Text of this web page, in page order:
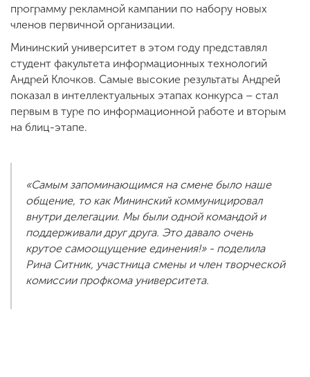
программу рекламной кампании по набору новых
членов первичной организации.
Мининский университет в этом году представлял
студент факультета информационных технологий
Андрей Клочков. Самые высокие результаты Андрей
показал в интеллектуальных этапах конкурса – стал
первым в туре по информационной работе и вторым
на блиц-этапе.
«Самым запоминающимся на смене было наше
общение, то как Мининский коммуницировал
внутри делегации. Мы были одной командой и
поддерживали друг друга. Это давало очень
крутое самоощущение единения!» - поделила
Рина Ситник, участница смены и член творческой
комиссии профкома университета.